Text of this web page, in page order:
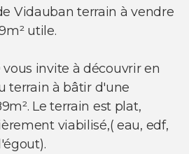
Vidauban terrain à vendre
utile.
vous invite à découvrir en
terrain à bâtir d'une
Le terrain est plat,
viabilisé,( eau, edf,